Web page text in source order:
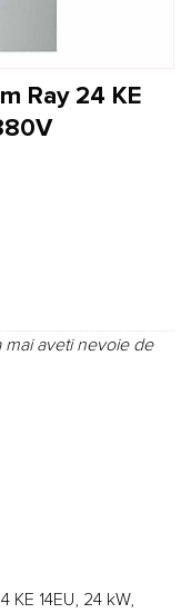
Ray 24 KE
mai aveti nevoie de
KE 14EU, 24 kW,